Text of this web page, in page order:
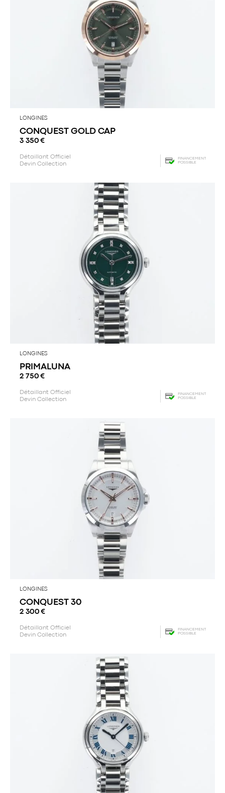
LONGINES
CONQUEST GOLD CAP
3 350 €
Détaillant Officiel
Devin Collection
FINANCEMENT
POSSIBLE
LONGINES
PRIMALUNA
2 750 €
Détaillant Officiel
Devin Collection
FINANCEMENT
POSSIBLE
LONGINES
CONQUEST 30
2 300 €
Détaillant Officiel
Devin Collection
FINANCEMENT
POSSIBLE